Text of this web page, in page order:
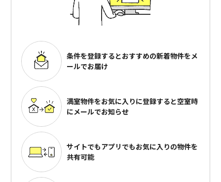
条件を登録するとおすすめの新着物件をメ
ールでお届け
満室物件をお気に入りに登録すると空室時
にメールでお知らせ
サイトでもアプリでもお気に入りの物件を
共有可能